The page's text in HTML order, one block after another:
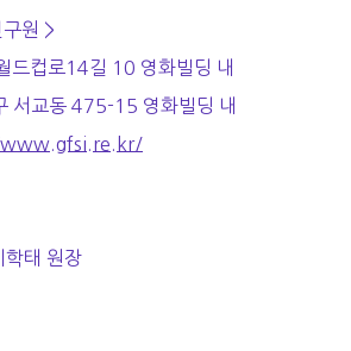
원 >
드컵로14길 10 영화빌딩 내
서교동 475-15 영화빌딩 내
학태 원장